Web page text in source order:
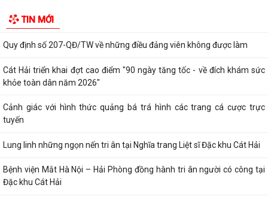
TIN MỚI
ương 3 khóa XIV
Quy định số 207-QĐ/TW về những điều đảng viên không được làm
Cát Hải triển khai đợt cao điểm "90 ngày tăng tốc - về đích khám sức
khỏe toàn dân năm 2026"
Cảnh giác với hình thức quảng bá trá hình các trang cá cược trực
tuyến
Lung linh những ngọn nến tri ân tại Nghĩa trang Liệt sĩ Đặc khu Cát Hải
Bệnh viện Mắt Hà Nội – Hải Phòng đồng hành tri ân người có công tại
Đặc khu Cát Hải